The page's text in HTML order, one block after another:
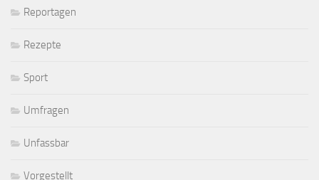
Reportagen
Rezepte
Sport
Umfragen
Unfassbar
Vorgestellt